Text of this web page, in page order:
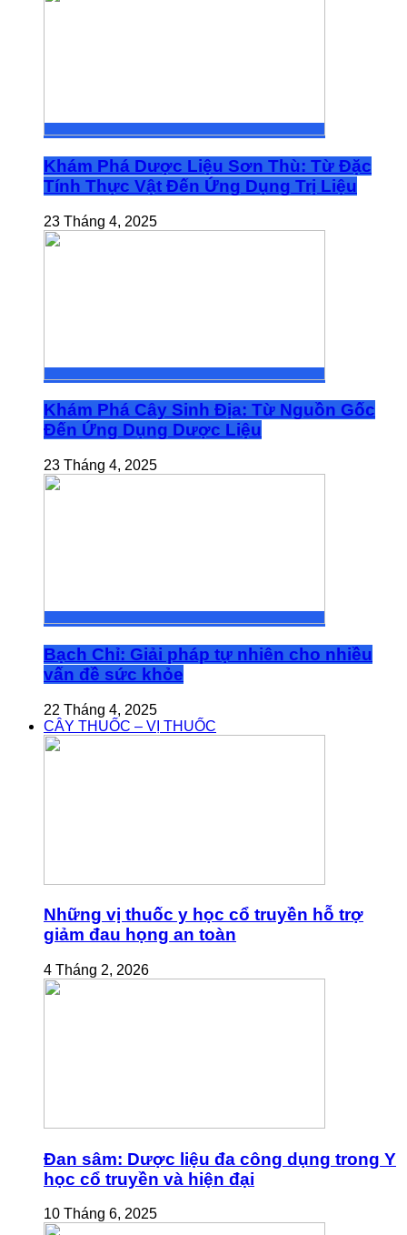
Khám Phá Dược Liệu Sơn Thù: Từ Đặc
Tính Thực Vật Đến Ứng Dụng Trị Liệu
23 Tháng 4, 2025
Khám Phá Cây Sinh Địa: Từ Nguồn Gốc
Đến Ứng Dụng Dược Liệu
23 Tháng 4, 2025
Bạch Chỉ: Giải pháp tự nhiên cho nhiều
vấn đề sức khỏe
22 Tháng 4, 2025
CÂY THUỐC – VỊ THUỐC
Những vị thuốc y học cổ truyền hỗ trợ
giảm đau họng an toàn
4 Tháng 2, 2026
Đan sâm: Dược liệu đa công dụng trong Y
học cổ truyền và hiện đại
10 Tháng 6, 2025